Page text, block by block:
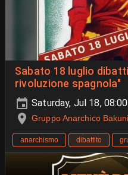
Sabato 18 luglio
rivoluzione spagnola"
Saturday, Jul 18,
Gruppo Anarchico
anarchismo dibattito